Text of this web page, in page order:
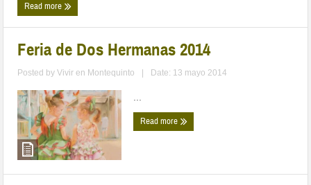
Read more
Feria de Dos Hermanas 2014
Posted byVivir en Montequinto Date: 13 mayo 2014
...
Read more